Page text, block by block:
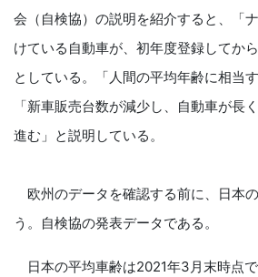
会（自検協）の説明を紹介すると、「
けている自動車が、初年度登録してか
としている。「人間の平均年齢に相当
「新車販売台数が減少し、自動車が長
進む」と説明している。
欧州のデータを確認する前に、日本
う。自検協の発表データである。
日本の平均車齢は2021年3月末時点